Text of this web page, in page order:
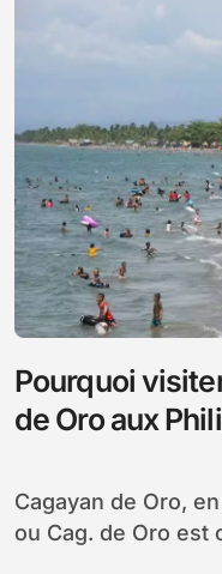
Pourquoi
de Oro aux
Cagayan de Oro, en abrégé CDO, CDOC, CdeO
ou Cag. de Oro est